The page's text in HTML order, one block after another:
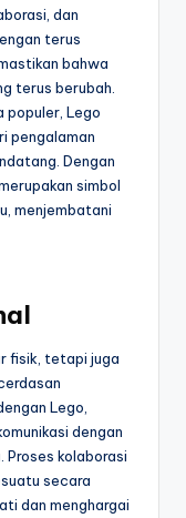
dan
terus
bahwa
terus berubah.
populer, Lego
pengalaman
Dengan
simbol
menjembatani
fisik, tetapi juga
Lego,
dengan
kolaborasi
secara
dan menghargai